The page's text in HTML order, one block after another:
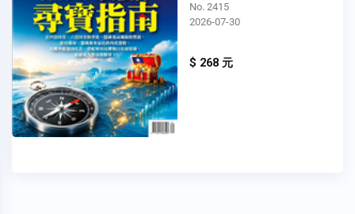
No. 2415
2026-07-30
$ 268 元